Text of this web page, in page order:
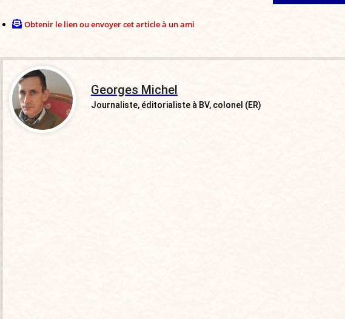
Obtenir le lien ou envoyer cet article à un ami
Georges Michel
Journaliste, éditorialiste à BV, colonel (ER)